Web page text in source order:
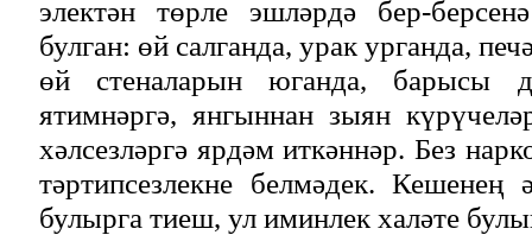
электән төрле эшләрдә бер-
булган: өй салганда, урак урганда,
өй стеналарын юганда, барысы
ятимнәргә, янгыннан зыян
хәлсезләргә ярдәм иткәннәр. Без
тәртипсезлекне белмәдек. Кешенең
булырга тиеш, ул иминлек халәте